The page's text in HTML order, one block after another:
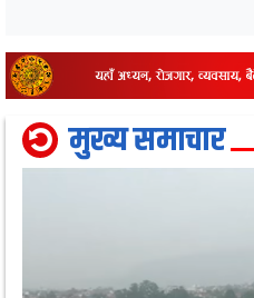
मुख्य समाचार